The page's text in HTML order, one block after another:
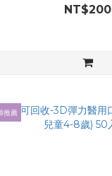
NT$200
推薦